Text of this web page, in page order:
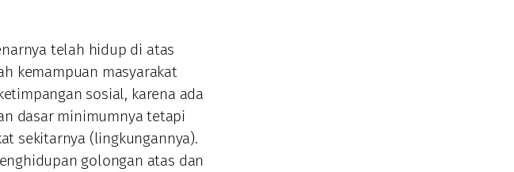
telah hidup di atas
kemampuan masyarakat
sosial, karena ada
dasar minimumnya tetapi
sekitarnya (lingkungannya).
golongan atas dan